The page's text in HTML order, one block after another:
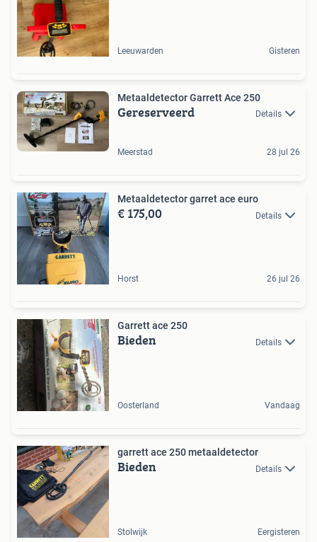
Leeuwarden Gisteren
Metaaldetector Garrett Ace 250
Gereserveerd Details
Meerstad 28 jul 26
Metaaldetector garret ace euro
€ 175,00 Details
Horst 26 jul 26
Garrett ace 250
Bieden Details
Oosterland Vandaag
garrett ace 250 metaaldetector
Bieden Details
Stolwijk Eergisteren